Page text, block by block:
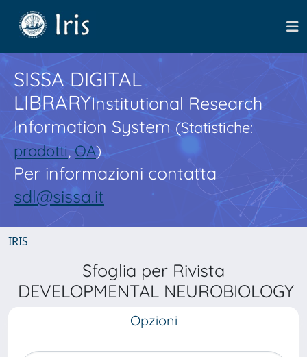
SISSA DIGITAL
LIBRARYInstitutional Research
Information System(Statistiche:
prodotti,OA)
Per informazioni contatta
sdl@sissa.it
IRIS
Sfoglia per Rivista
DEVELOPMENTAL NEUROBIOLOGY
Opzioni